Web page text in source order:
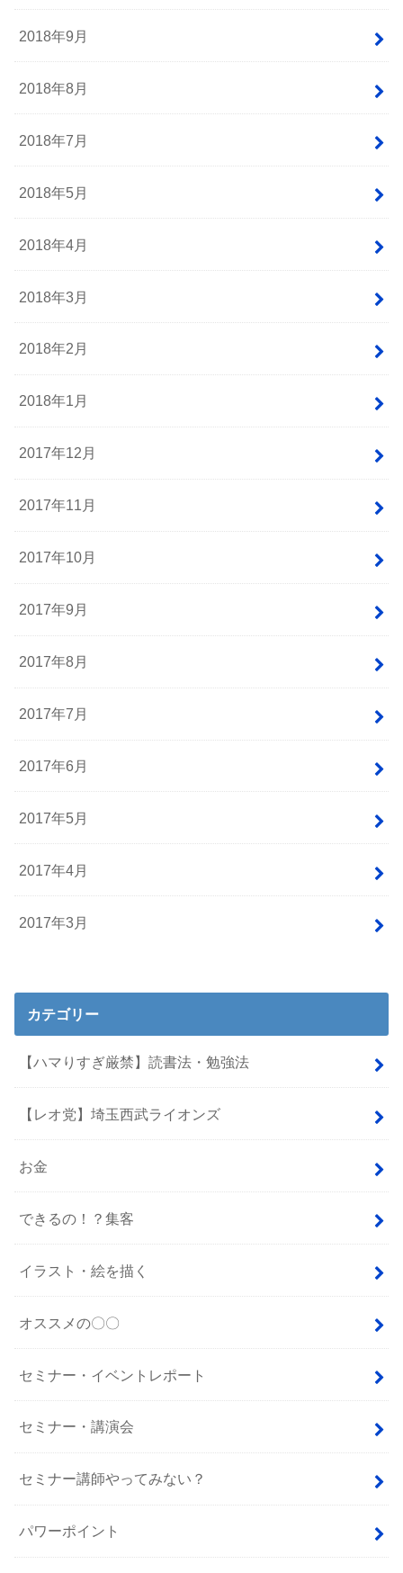
2018年9月
2018年8月
2018年7月
2018年5月
2018年4月
2018年3月
2018年2月
2018年1月
2017年12月
2017年11月
2017年10月
2017年9月
2017年8月
2017年7月
2017年6月
2017年5月
2017年4月
2017年3月
カテゴリー
【ハマりすぎ厳禁】読書法・勉強法
【レオ党】埼玉西武ライオンズ
お金
できるの！？集客
イラスト・絵を描く
オススメの〇〇
セミナー・イベントレポート
セミナー・講演会
セミナー講師やってみない？
パワーポイント